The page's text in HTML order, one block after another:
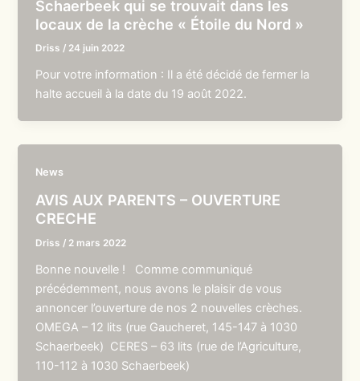
Schaerbeek qui se trouvait dans les
locaux de la crèche « Étoile du Nord »
Driss / 24 juin 2022
Pour votre information : Il a été décidé de fermer la
halte accueil à la date du 19 août 2022.
News
AVIS AUX PARENTS – OUVERTURE
CRECHE
Driss / 2 mars 2022
Bonne nouvelle ! Comme communiqué
précédemment, nous avons le plaisir de vous
annoncer l’ouverture de nos 2 nouvelles crèches.
OMEGA – 12 lits (rue Gaucheret, 145-147 à 1030
Schaerbeek) CERES – 63 lits (rue de l’Agriculture,
110-112 à 1030 Schaerbeek)